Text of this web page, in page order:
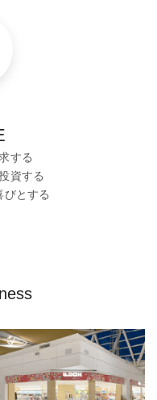
する
資する
びとする